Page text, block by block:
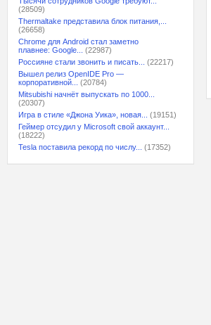
(28509)
Thermaltake представила блок питания,...
(26658)
Chrome для Android стал заметно
плавнее: Google...
(22987)
Россияне стали звонить и писать...
(22217)
Вышел релиз OpenIDE Pro —
корпоративной...
(20784)
Mitsubishi начнёт выпускать по 1000...
(20307)
Игра в стиле «Джона Уика», новая...
(19151)
Геймер отсудил у Microsoft свой аккаунт...
(18222)
Tesla поставила рекорд по числу...
(17352)